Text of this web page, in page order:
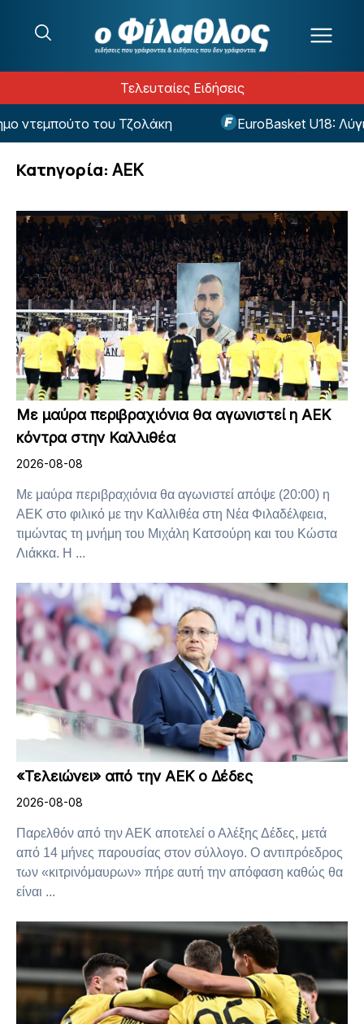
Τελευταίες Ειδήσεις
του Τζολάκη EuroBasket U18: Λύγισε την
Κατηγορία: ΑΕΚ
Με μαύρα περιβραχιόνια θα αγωνιστεί η ΑΕΚ
κόντρα στην Καλλιθέα
2026-08-08
Με μαύρα περιβραχιόνια θα αγωνιστεί απόψε (20:00) η
ΑΕΚ στο φιλικό με την Καλλιθέα στη Νέα Φιλαδέλφεια,
τιμώντας τη μνήμη του Μιχάλη Κατσούρη και του Κώστα
Λιάκκα. Η ...
«Τελειώνει» από την ΑΕΚ ο Δέδες
2026-08-08
Παρελθόν από την ΑΕΚ αποτελεί ο Αλέξης Δέδες, μετά
από 14 μήνες παρουσίας στον σύλλογο. Ο αντιπρόεδρος
των «κιτρινόμαυρων» πήρε αυτή την απόφαση καθώς θα
είναι ...